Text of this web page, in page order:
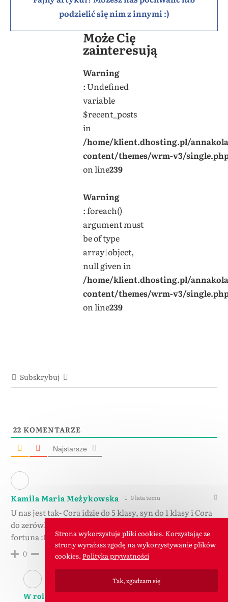
podzielić się nim z innymi :)
Może Cię
zainteresują
Warning
: Undefined
variable
$recent_posts
in
/home/klient.dhosting.pl/
content/themes/wrm-v3/
on line239
Warning
: foreach()
argument must
be of type
array|object,
null given in
/home/klient.dhosting.pl/
content/themes/wrm-v3/
on line239
Subskrybuj
22 KOMENTARZE
Najstarsze
Kamila Maria Meżykowska 9 lata temu
U nas jest tak- Cora idzie do 5 klasy, syn do 1 klasy i Cora
do zerówki. Wszystko mamy już kupione. Poszła na to
fortuna :D. W domu najmłodszy synek został jeszcze ;).
0 Odpowiedz
W roli mamy - wrolimamy.pl
Strona wykorzystuje pliki cookies. Korzystając ze
strony wyrażasz zgodę na wykorzystywanie plików
cookies. Polityka prywatności
Tak, zgadzam się